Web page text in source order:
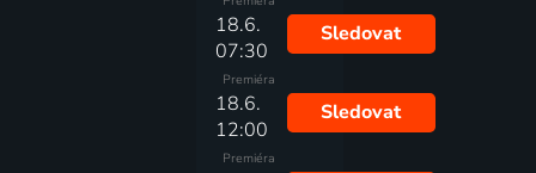
18.6.
07:30
Premiéra
Sledovat
18.6.
12:00
Premiéra
Sledovat